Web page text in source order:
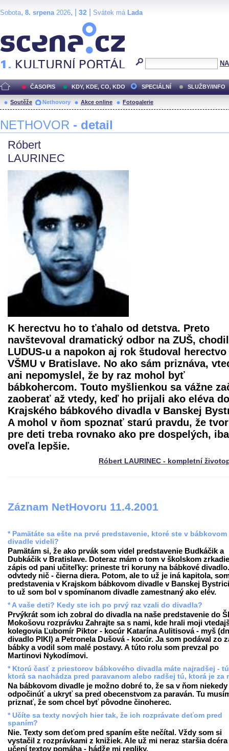
Sobota, 8. srpena2026, | 32 Svátek má Lada
ČASOPIS KDY, KDE, CO, KDO SPECIÁLNÍ SLUŽBY/INFO
Soutěže Nethovory Akce online Fotogalerie
NETHOVOR - detail
Róbert
LAURINEC
K herectvu ho to ťahalo od detstva. Preto
navštevoval dramatický odbor na ZUŠ,
LUDUS-u a napokon aj rok študoval herectvo
VŠMU v Bratislave. No ako sám priznáva,
ani nepomyslel, že by raz mohol byť
bábkohercom. Touto myšlienkou sa vážne
zaoberať až vtedy, keď ho prijali ako eléva do
Krajského bábkového divadlav Banskej
A mohol v ňom spoznať starú pravdu, že
pre deti treba rovnako ako pre dospelých,
oveľa lepšie.
Róbert LAURINEC - kompletní
Záznam NetHovoru 11.4.2001
* Pamätáte sa ešte na prvé predstavenie, ktoré ste v bábkovom
divadle videli?
Pamätám si, že ako prvák som videl predstavenie Budkáčik a
Dubkáčik v Bratislave. Doteraz mám o tom v školskom
zápis od pani učiteľky: prineste tri koruny na bábkové
odvtedy nič - čierna diera. Potom, ale to už je iná kapitola,
predstavenia v Krajskom bábkovom divadle v Banskej
to už som bol v spomínanom divadle zamestnaný ako elév.
* A vaše deti? Kedy ste ich po prvý raz vzali do divadla?
Prvýkrát som ich zobral do divadla na naše predstavenie do
Mokošovu rozprávku Zahrajte sa s nami, kde hrali moji
kolegovia Ľubomír Piktor - kocúr Katarína Aulitisová - myš
divadlo PIKI) a Petronela Dušová - kocúr. Ja som podával zo
bábky a vodil som malé postavy. A túto rolu som prevzal po
Martinovi Nykodímovi.
* Ktorú časť z priestorov bábkového divadla máte najradšej -
ktorá sa nachádza pred paravanom alebo radšej tú, ktorá je za
Na bábkovom divadle je možno dobré to, že sa v ňom niekedy
odpočinúť a ukryť sa pred obecenstvom za paraván. Tu
priznať, že som chcel byť pôvodne činoherec.
* Učíte sa texty nových hier tak, že ich rozprávate deťom pred
spaním?
Nie. Texty som deťom pred spaním ešte nečítal. Vždy som si
vystačil z rozprávkami z knižiek. Ale už mi neraz staršia
učení textov pomáha - hádže mi repliky.